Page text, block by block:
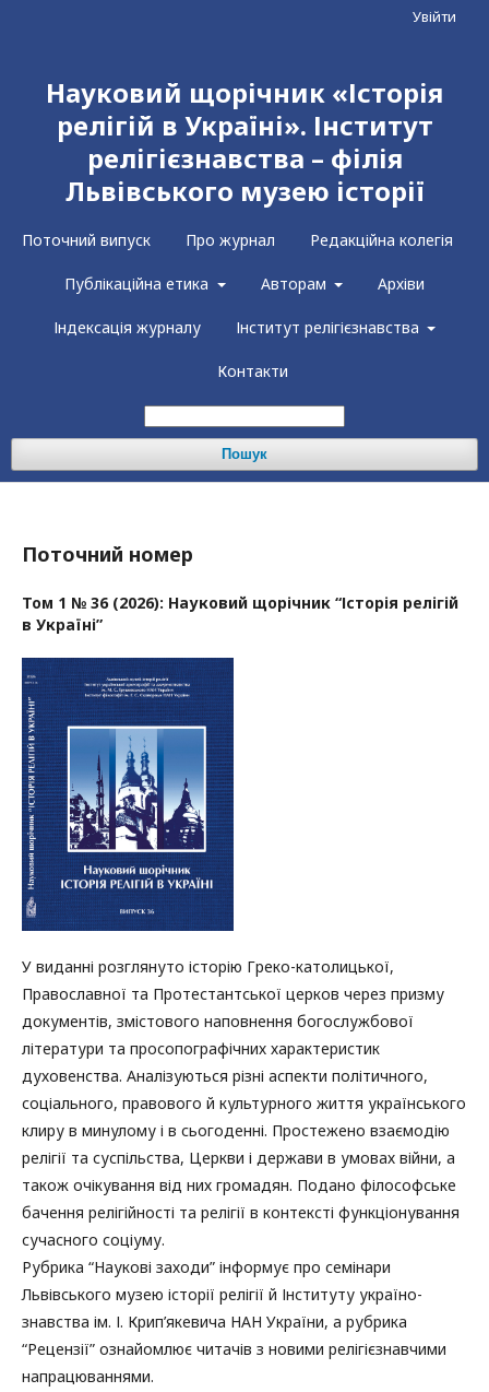
Науковий щорічник «Історія
релігій в Україні». Інститут
релігієзнавства – філія
Львівського музею історії
Поточний випуск Про журнал Редакційна колегія
Публікаційна етика Авторам Архіви
Індексація журналу Інститут релігієзнавства
Контакти
Пошук
Увійти
Поточний номер
Том 1 № 36 (2026): Науковий щорічник “Історія релігій
в Україні”
У виданні розглянуто історію Греко-католицької,
Православної та Протестантської церков через призму
документів, змістового наповнення богослужбової
літератури та просопографічних характеристик
духовенства. Аналізуються різні аспекти політичного,
соціального, правового й культурного життя українського
клиру в минулому і в сьогоденні. Простежено взаємодію
релігії та суспільства, Церкви і держави в умовах війни, а
також очікування від них громадян. Подано філософське
бачення релігійності та релігії в контексті функціонування
сучасного соціуму.
Рубрика “Наукові заходи” інформує про семінари
Львівського музею історії релігії й Інституту україно­
знавства ім. І. Крип’якевича НАН України, а рубрика
“Рецензії” ознайомлює читачів з новими релігієзнавчими
напрацюваннями.